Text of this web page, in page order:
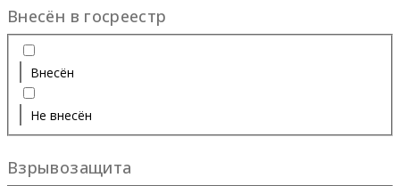
Внесён в госреестр
Внесён
Не внесён
Взрывозащита